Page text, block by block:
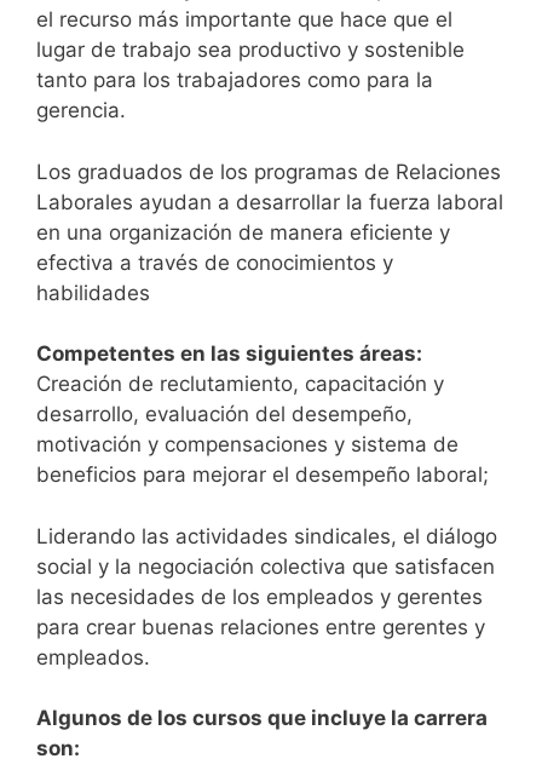
el recurso más importante que hace que el
lugar de trabajo sea productivo y sostenible
tanto para los trabajadores como para la
gerencia.
Los graduados de los programas de Relaciones
Laborales ayudan a desarrollar la fuerza laboral
en una organización de manera eficiente y
efectiva a través de conocimientos y
habilidades
Competentes en las siguientes áreas:
Creación de reclutamiento, capacitación y
desarrollo, evaluación del desempeño,
motivación y compensaciones y sistema de
beneficios para mejorar el desempeño laboral;
Liderando las actividades sindicales, el diálogo
social y la negociación colectiva que satisfacen
las necesidades de los empleados y gerentes
para crear buenas relaciones entre gerentes y
empleados.
Algunos de los cursos que incluye la carrera
son: